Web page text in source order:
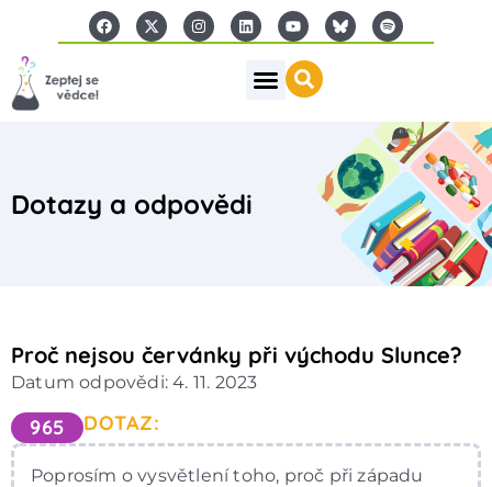
Dotazy a odpovědi
Proč nejsou červánky při východu Slunce?
Datum odpovědi: 4. 11. 2023
965 DOTAZ:
Poprosím o vysvětlení toho, proč při západu